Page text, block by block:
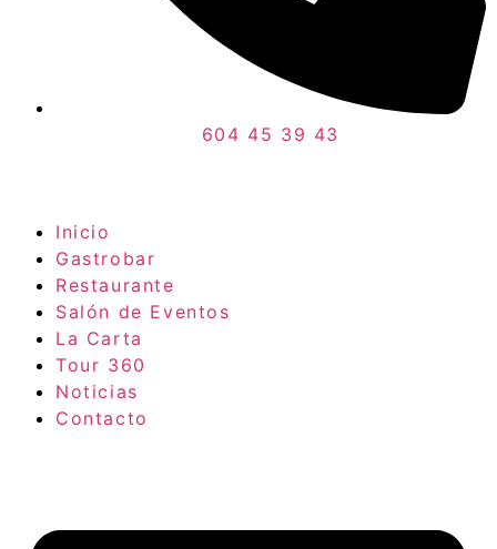
604 45 39 43
Inicio
Gastrobar
Restaurante
Salón de Eventos
La Carta
Tour 360
Noticias
Contacto